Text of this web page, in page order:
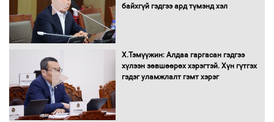
Санхүүгийн хэмнэлтийн горимд эрүүл
мэндийн салбар хамаарахгүй
байхгүй гэдгээ ард түмэнд хэл
Х.Тэмүүжин: Алдаа гаргасан гэдгээ
хүлээн зөвшөөрөх хэрэгтэй. Хүн гүтгэх
гэдэг уламжлалт гэмт хэрэг